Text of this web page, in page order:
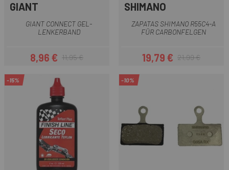
GIANT
GIANT CONNECT GEL-
LENKERBAND
Preis
8,96 €Regulärer Preis
11,95 €
SHIMANO
ZAPATAS SHIMANO R55C4-A
FÜR CARBONFELGEN
Preis
19,79 €Regulärer Preis
21,99 €
-15% -10%